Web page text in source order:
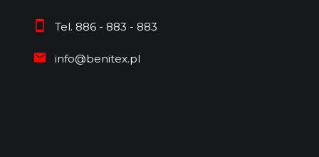
Tel. 886 - 883 - 883
info@benitex.pl